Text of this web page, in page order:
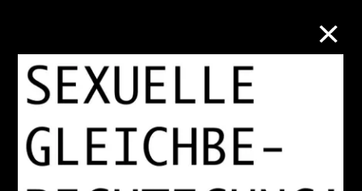
M+藏品
进一步筛选